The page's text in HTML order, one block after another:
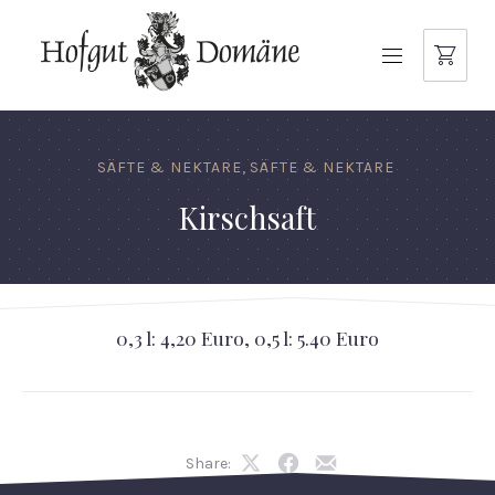
NAVIGATION
SÄFTE & NEKTARE, SÄFTE & NEKTARE
Kirschsaft
0,3 l: 4,20 Euro, 0,5 l: 5.40 Euro
Share:
ShareShareShare